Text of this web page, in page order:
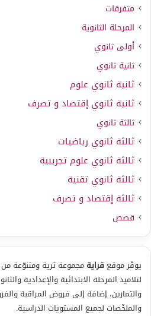
متفرقات
المرحلة الثانوية
أولى ثانوي
ثانية ثانوي
ثانية ثانوي علوم
ثانية ثانوي إقتصاد و تصرف
ثالثة ثانوي
ثالثة ثانوي رياضيات
ثالثة ثانوي علوم تجريبية
ثالثة ثانوي تقنية
ثالثة إقتصاد و تصرف
قصص
يوفّر موقع قرايةمجموعة ثرية ومتنوّعة من
لتلاميذ المرحلة الابتدائية والإعدادية
والتمارين، إضافة إلى فروض المراقبة
والملخّصات لجميع المستويات الدراسية.